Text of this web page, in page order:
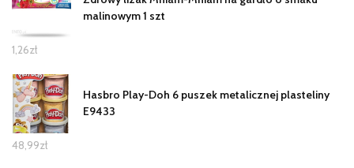
malinowym 1 szt
1,26zł
Hasbro Play-Doh 6 puszek metalicznej plasteliny
E9433
48,99zł